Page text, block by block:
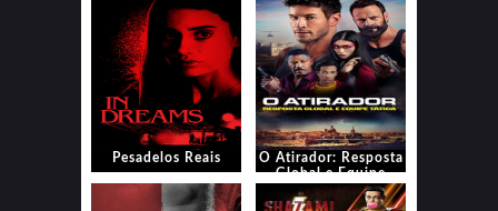
Pesadelos Reais
O Atirador: Resposta
Global e Equipe
Tática